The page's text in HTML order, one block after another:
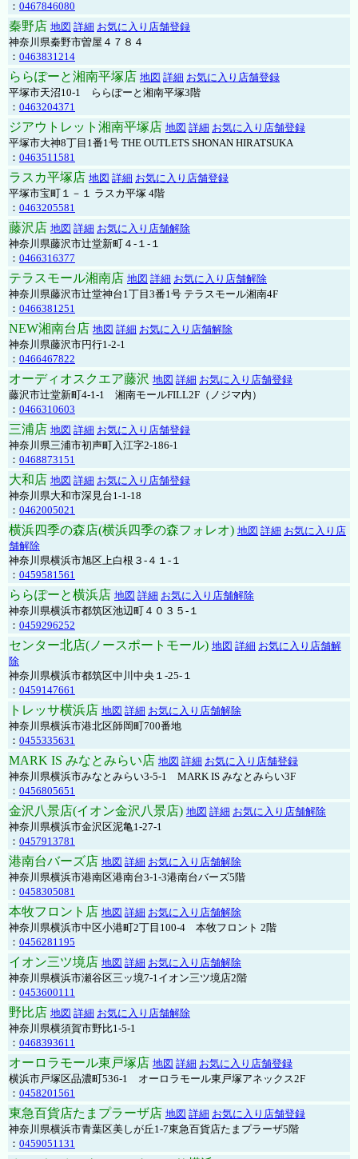
： 0467846080
秦野店 地図 詳細 お気に入り店舗登録
神奈川県秦野市曽屋４７８４
： 0463831214
ららぽーと湘南平塚店 地図 詳細 お気に入り店舗登録
平塚市天沼10-1 ららぽーと湘南平塚3階
： 0463204371
ジアウトレット湘南平塚店 地図 詳細 お気に入り店舗登録
平塚市大神8丁目1番1号 THE OUTLETS SHONAN HIRATSUKA
： 0463511581
ラスカ平塚店 地図 詳細 お気に入り店舗登録
平塚市宝町１－１ ラスカ平塚 4階
： 0463205581
藤沢店 地図 詳細 お気に入り店舗解除
神奈川県藤沢市辻堂新町４-１-１
： 0466316377
テラスモール湘南店 地図 詳細 お気に入り店舗解除
神奈川県藤沢市辻堂神台1丁目3番1号 テラスモール湘南4F
： 0466381251
NEW湘南台店 地図 詳細 お気に入り店舗解除
神奈川県藤沢市円行1-2-1
： 0466467822
オーディオスクエア藤沢 地図 詳細 お気に入り店舗登録
藤沢市辻堂新町4-1-1 湘南モールFILL2F（ノジマ内）
： 0466310603
三浦店 地図 詳細 お気に入り店舗登録
神奈川県三浦市初声町入江字2-186-1
： 0468873151
大和店 地図 詳細 お気に入り店舗登録
神奈川県大和市深見台1-1-18
： 0462005021
横浜四季の森店(横浜四季の森フォレオ) 地図 詳細 お気に入り店
舗解除
神奈川県横浜市旭区上白根３-４１-１
： 0459581561
ららぽーと横浜店 地図 詳細 お気に入り店舗解除
神奈川県横浜市都筑区池辺町４０３５-１
： 0459296252
センター北店(ノースポートモール) 地図 詳細 お気に入り店舗解
除
神奈川県横浜市都筑区中川中央１-25-１
： 0459147661
トレッサ横浜店 地図 詳細 お気に入り店舗解除
神奈川県横浜市港北区師岡町700番地
： 0455335631
MARK IS みなとみらい店 地図 詳細 お気に入り店舗登録
神奈川県横浜市みなとみらい3-5-1 MARK IS みなとみらい3F
： 0456805651
金沢八景店(イオン金沢八景店) 地図 詳細 お気に入り店舗解除
神奈川県横浜市金沢区泥亀1-27-1
： 0457913781
港南台バーズ店 地図 詳細 お気に入り店舗解除
神奈川県横浜市港南区港南台3-1-3港南台バーズ5階
： 0458305081
本牧フロント店 地図 詳細 お気に入り店舗解除
神奈川県横浜市中区小港町2丁目100-4 本牧フロント 2階
： 0456281195
イオン三ツ境店 地図 詳細 お気に入り店舗解除
神奈川県横浜市瀬谷区三ッ境7-1イオン三ツ境店2階
： 0453600111
野比店 地図 詳細 お気に入り店舗解除
神奈川県横須賀市野比1-5-1
： 0468393611
オーロラモール東戸塚店 地図 詳細 お気に入り店舗登録
横浜市戸塚区品濃町536-1 オーロラモール東戸塚アネックス2F
： 0458201561
東急百貨店たまプラーザ店 地図 詳細 お気に入り店舗登録
神奈川県横浜市青葉区美しが丘1-7東急百貨店たまプラーザ5階
： 0459051131